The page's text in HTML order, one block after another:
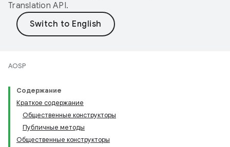
Translation API.
AOSP
Содержание
Краткое содержание
Общественные конструкторы
Публичные методы
Общественные конструкторы